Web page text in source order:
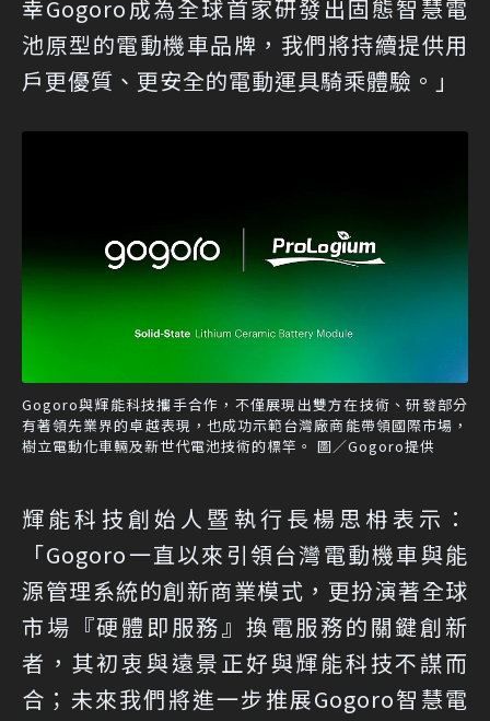
幸Gogoro成為全球首家研發出固態智慧電
池原型的電動機車品牌，我們將持續提供用
戶更優質、更安全的電動運具騎乘體驗。」
Gogoro與輝能科技攜手合作，不僅展現出雙方在技術、研發部分
有著領先業界的卓越表現，也成功示範台灣廠商能帶領國際市場，
樹立電動化車輛及新世代電池技術的標竿。 圖／Gogoro提供
輝能科技創始人暨執行長楊思枏表示：
「Gogoro一直以來引領台灣電動機車與能
源管理系統的創新商業模式，更扮演著全球
市場『硬體即服務』換電服務的關鍵創新
者，其初衷與遠景正好與輝能科技不謀而
合；未來我們將進一步推展Gogoro智慧電